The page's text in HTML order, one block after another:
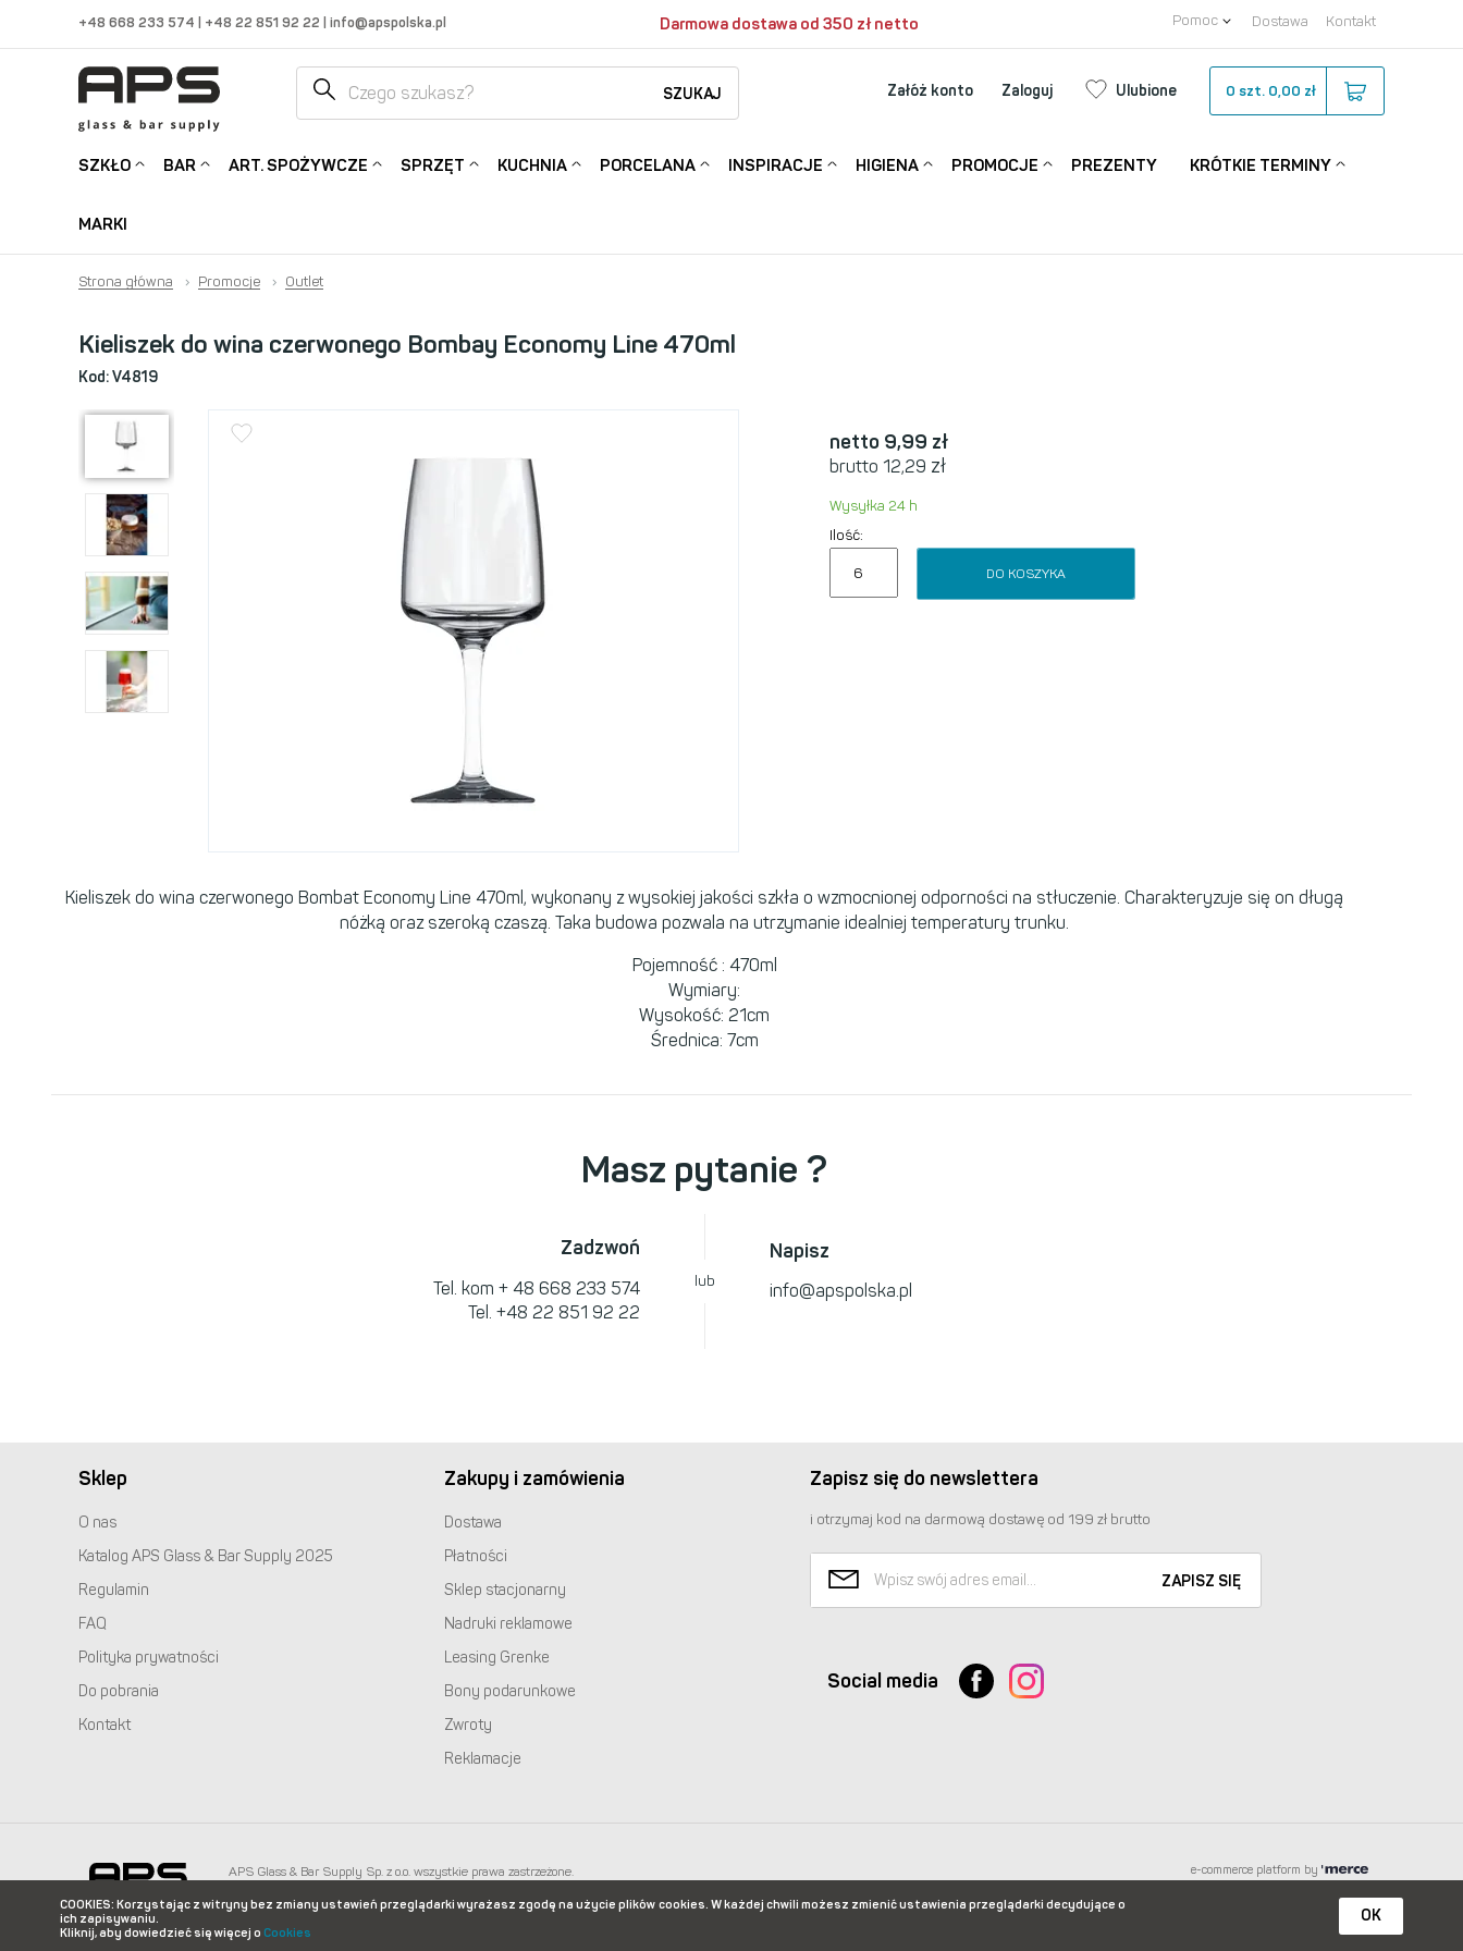
COOKIES: Korzystając z witryny bez zmiany ustawień przeglądarki wyrażasz zgodę na użycie plików cookies. W każdej chwili możesz zmienić ustawienia przeglądarki decydujące o
ich zapisywaniu.
Kliknij, aby dowiedzieć się więcej o Cookies
OK
+48 668 233 574 | +48 22 851 92 22 | info@apspolska.pl Darmowa dostawa od 350 zł netto Pomoc Dostawa Kontakt
SZUKAJ Załóż konto Zaloguj Ulubione 0 szt. 0,00 zł
SZKŁO BAR ART. SPOŻYWCZE SPRZĘT KUCHNIA PORCELANA INSPIRACJE HIGIENA PROMOCJE PREZENTY KRÓTKIE TERMINY
MARKI
Strona główna › Promocje › Outlet
Kieliszek do wina czerwonego Bombay Economy Line 470ml
Kod:V4819
netto 9,99 zł
brutto 12,29 zł
Wysyłka 24 h
Ilość:
DO KOSZYKA
Kieliszek do wina czerwonego Bombat Economy Line 470ml, wykonany z wysokiej jakości szkła o wzmocnionej odporności na stłuczenie. Charakteryzuje się on długą
nóżką oraz szeroką czaszą. Taka budowa pozwala na utrzymanie idealniej temperatury trunku.
Pojemność : 470ml
Wymiary:
Wysokość: 21cm
Średnica: 7cm
Masz pytanie ?
Zadzwoń
Tel. kom + 48 668 233 574
Tel. +48 22 851 92 22
lub
Napisz
info@apspolska.pl
Sklep
O nas
Katalog APS Glass & Bar Supply 2025
Regulamin
FAQ
Polityka prywatności
Do pobrania
Kontakt
Zakupy i zamówienia
Dostawa
Płatności
Sklep stacjonarny
Nadruki reklamowe
Leasing Grenke
Bony podarunkowe
Zwroty
Reklamacje
Zapisz się do newslettera
i otrzymaj kod na darmową dostawę od 199 zł brutto
ZAPISZ SIĘ
Social media
APS Glass & Bar Supply Sp. z o.o. wszystkie prawa zastrzeżone.
e-commerce platform by